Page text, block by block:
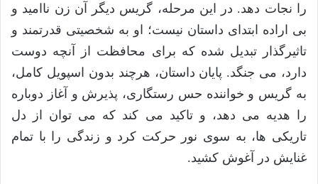
را نجات دهد. در این مرحله، گریس دیگر آن زن ناامید و
بی اراده ابتدای داستان نیست؛ او به شخصیتی قدرتمند و
تاثیرگذار تبدیل شده که برای محافظت از آنچه دوست
دارد، می جنگد. پایان داستان، هرچند بدون اسپویل کامل،
به گریس و خواننده حس رستگاری، پذیرش و آغاز دوباره
را هدیه می دهد، و تاکید می کند که می توان از دل
تاریکی ها، به سوی نور حرکت کرد و زندگی را با تمام
غنایش در آغوش کشید.